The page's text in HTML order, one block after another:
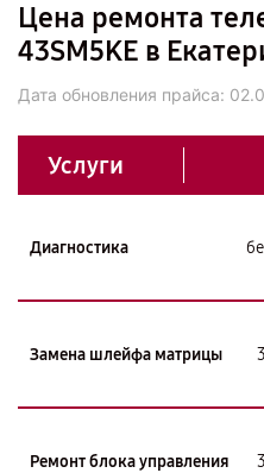
Цена ремонта
43SM5KE в
Дата обновления прайса:
Услуги
Диагностика
Замена шлейфа матрицы
Ремонт блока управления